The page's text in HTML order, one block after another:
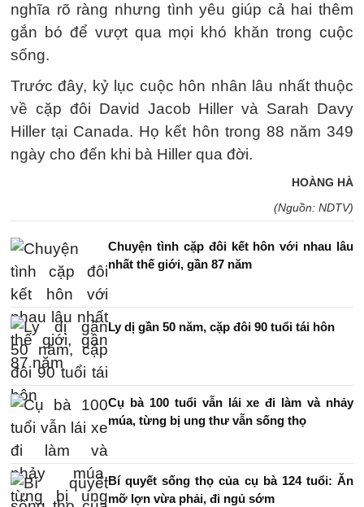
nghĩa rõ ràng nhưng tình yêu giúp cả hai thêm
gắn bó để vượt qua mọi khó khăn trong cuộc
sống.
Trước đây, kỷ lục cuộc hôn nhân lâu nhất thuộc
về cặp đôi David Jacob Hiller và Sarah Davy
Hiller tại Canada. Họ kết hôn trong 88 năm 349
ngày cho đến khi bà Hiller qua đời.
HOÀNG HÀ
(Nguồn: NDTV)
Chuyện tình cặp đôi kết hôn với nhau lâu
nhất thế giới, gần 87 năm
Ly dị gần 50 năm, cặp đôi 90 tuổi tái hôn
Cụ bà 100 tuổi vẫn lái xe đi làm và nhảy
múa, từng bị ung thư vẫn sống thọ
Bí quyết sống thọ của cụ bà 124 tuổi: Ăn
mỡ lợn vừa phải, đi ngủ sớm